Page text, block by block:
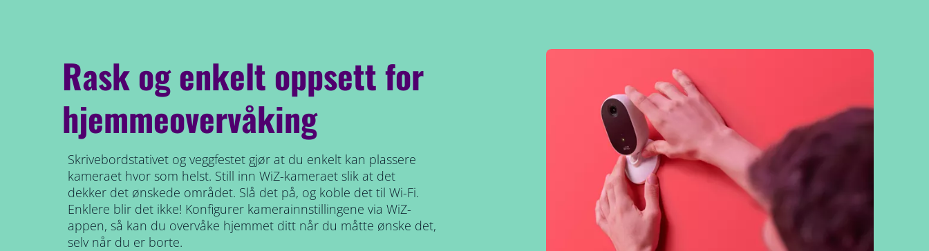
Rask og enkelt oppsett for
hjemmeovervåking
Skrivebordstativet og veggfestet gjør at du enkelt kan plassere
kameraet hvor som helst. Still inn WiZ-kameraet slik at det
dekker det ønskede området. Slå det på, og koble det til Wi-Fi.
Enklere blir det ikke! Konfigurer kamerainnstillingene via WiZ-
appen, så kan du overvåke hjemmet ditt når du måtte ønske det,
selv når du er borte.